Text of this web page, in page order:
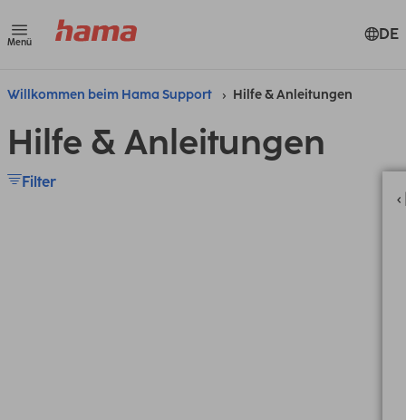
Menü DE
Willkommen beim Hama Support Hilfe & Anleitungen
Hilfe & Anleitungen
Filter